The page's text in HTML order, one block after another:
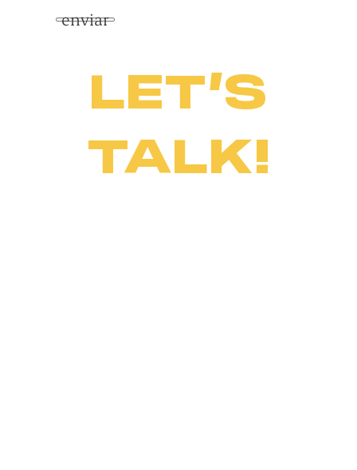
enviar
LET’S
TALK!